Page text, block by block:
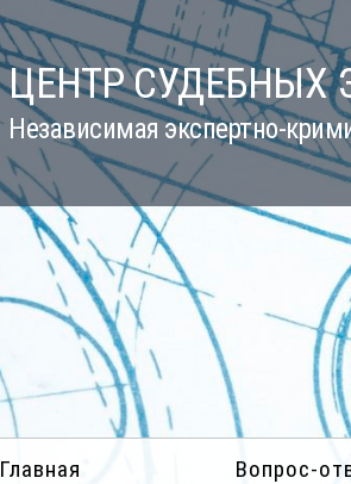
ЦЕНТР СУДЕБНЫХ
Независимая экспертно-
Главная Вопрос-